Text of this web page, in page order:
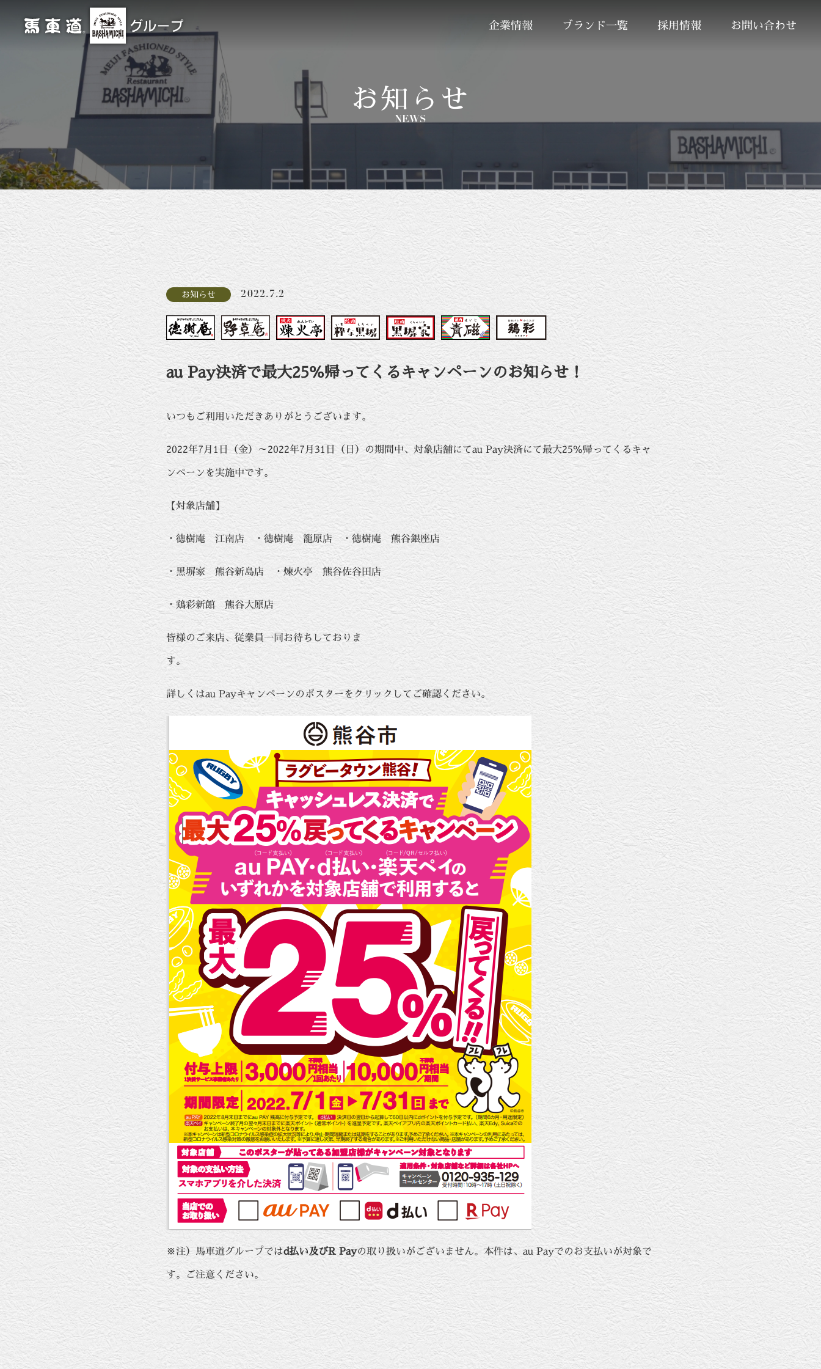
企業情報 ブランド一覧 採用情報 お問い合わせ
お知らせ
NEWS
お知らせ 2022.7.2
au Pay決済で最大25％帰ってくるキャンペーンのお知らせ！
いつもご利用いただきありがとうございます。
2022年7月1日（金）～2022年7月31日（日）の期間中、対象店舗にてau Pay決済にて最大25％帰ってくるキャ
ンペーンを実施中です。
【対象店舗】
・徳樹庵 江南店 ・徳樹庵 籠原店 ・徳樹庵 熊谷銀座店
・黒塀家 熊谷新島店 ・煉火亭 熊谷佐谷田店
・鶏彩新館 熊谷大原店
皆様のご来店、従業員一同お待ちしておりま
す。
詳しくはau Payキャンペーンのポスターをクリックしてご確認ください。
※注）馬車道グループではd払い及びR Payの取り扱いがございません。本件は、au Payでのお支払いが対象で
す。ご注意ください。